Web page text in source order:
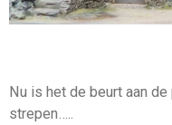
Nu is het de beurt aan
strepen…..